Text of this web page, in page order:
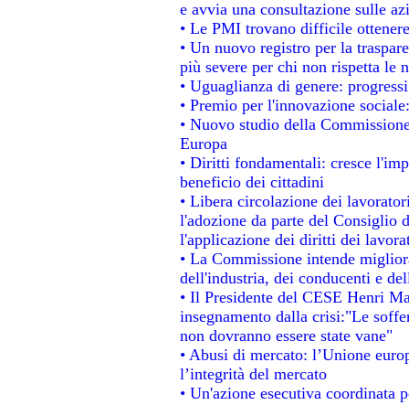
e avvia una consultazione sulle
• Le PMI trovano difficile
• Un nuovo registro per la
più severe per chi non rispetta le
• Uguaglianza di genere:
• Premio per l'innovazione
• Nuovo studio della
Europa
• Diritti fondamentali: cresce
beneficio dei cittadini
• Libera circolazione dei
l'adozione da parte del Consiglio
l'applicazione dei diritti dei
• La Commissione intende
dell'industria, dei conducenti e
• Il Presidente del CESE Henri
insegnamento dalla crisi:"Le
non dovranno essere state vane"
• Abusi di mercato: l’Unione
l’integrità del mercato
• Un'azione esecutiva